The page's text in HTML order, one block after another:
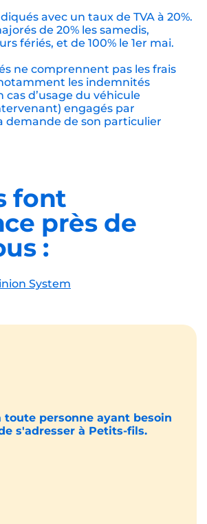
avec un taux de TVA à 20%.
de 20% les samedis,
fériés, et de 100% le 1er mai.
ne comprennent pas les frais
les indemnités
d’usage du véhicule
engagés par
demande de son particulier
font
près de
:
System
toute personne ayant besoin
s'adresser à Petits-fils.